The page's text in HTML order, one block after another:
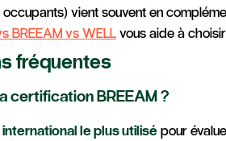
vient souvent en
BREEAM vs WELLvous aide à
fréquentes
certification BREEAM ?
le plus utilisépour